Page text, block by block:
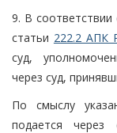
9. В
статьи 222.2 АПК
суд,
через суд,
По смыслу
подается через